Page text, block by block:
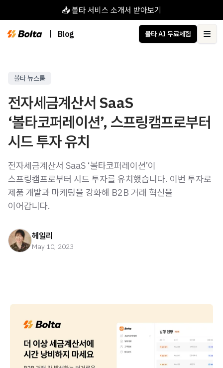
📥 볼타 서비스 소개서 받아보기
Blog 볼타 AI 무료체험
볼타 뉴스룸
전자세금계산서 SaaS
‘볼타코퍼레이션’, 스프링캠프로부터
시드 투자 유치
전자세금계산서 SaaS ‘볼타코퍼레이션’이
스프링캠프로부터 시드 투자를 유치했습니다. 이번 투자로
제품 개발과 마케팅을 강화해 B2B 거래 혁신을
이어갑니다.
헤일리
May 10, 2023